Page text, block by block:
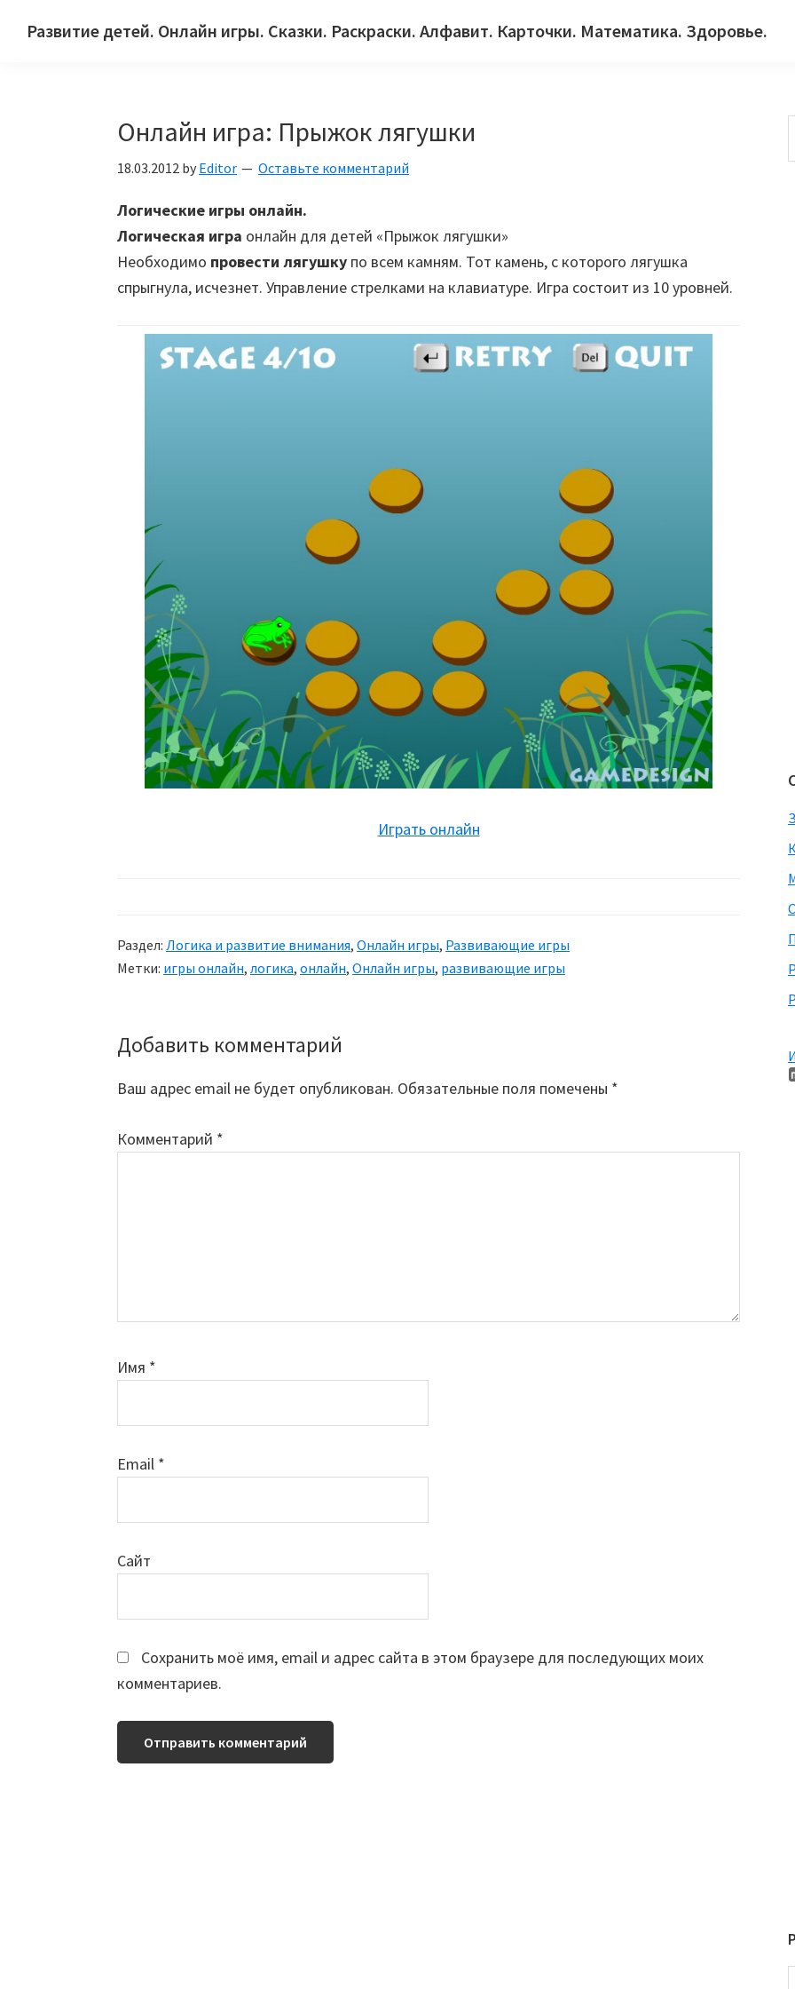
Развитие детей. Онлайн игры. Сказки. Раскраски. Алфавит. Карточки. Математика. Здоровье.
Онлайн игра: Прыжок лягушки
18.03.2012 by Editor Оставьте комментарий
Логические игры онлайн.
Логическая игра онлайн для детей «Прыжок лягушки»
Необходимо провести лягушку по всем камням. Тот камень, с которого лягушка
спрыгнула, исчезнет. Управление стрелками на клавиатуре. Игра состоит из 10 уровней.
Играть онлайн
Раздел: Логика и развитие внимания, Онлайн игры, Развивающие игры
Метки: игры онлайн, логика, онлайн, Онлайн игры, развивающие игры
Reader
Interactions
Добавить комментарий
Ваш адрес email не будет опубликован. Обязательные поля помечены *
Комментарий *
Имя *
Email *
Сайт
Сохранить моё имя, email и адрес сайта в этом браузере для последующих моих
комментариев.